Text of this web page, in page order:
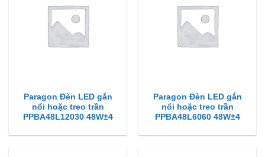
Paragon Đèn LED gắn
nổi hoặc treo trần
PPBA48L12030 48W±4
Paragon Đèn LED gắn
nổi hoặc treo trần
PPBA48L6060 48W±4